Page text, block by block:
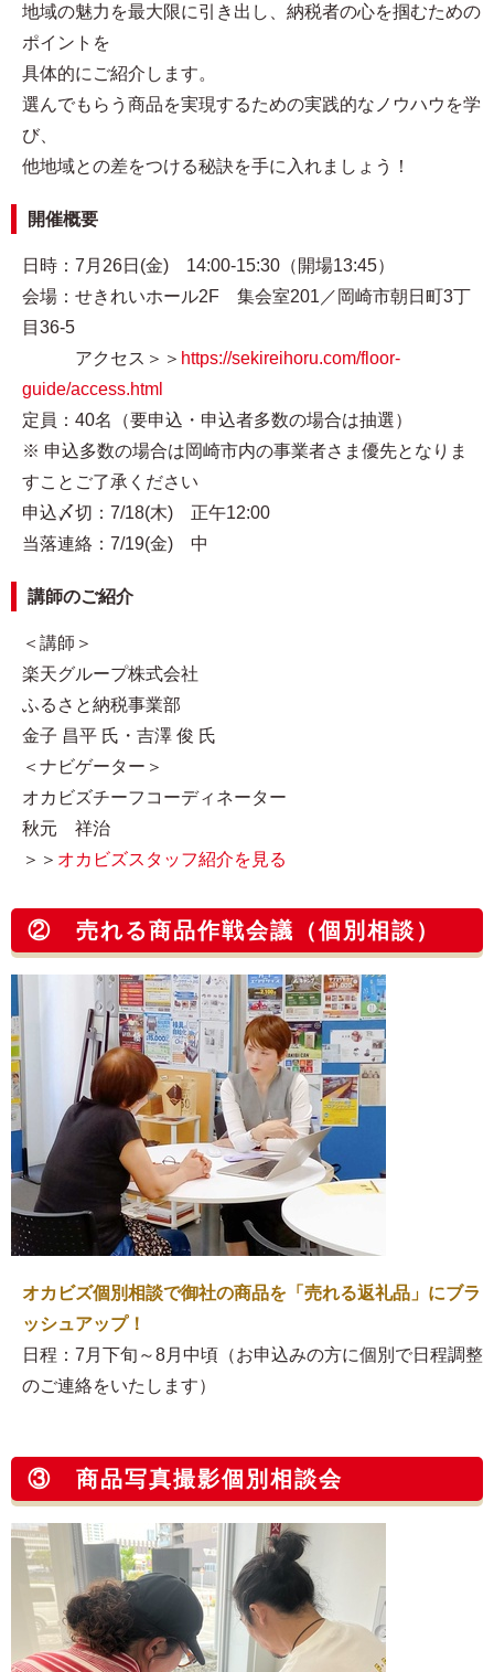
地域の魅力を最大限に引き出し、納税者の心を掴むための
ポイントを
具体的にご紹介します。
選んでもらう商品を実現するための実践的なノウハウを学
び、
他地域との差をつける秘訣を手に入れましょう！
開催概要
日時：7月26日(金) 14:00-15:30（開場13:45）
会場：せきれいホール2F 集会室201／岡崎市朝日町3丁
目36-5
アクセス＞＞ https://sekireihoru.com/floor-
guide/access.html
定員：40名（要申込・申込者多数の場合は抽選）
※ 申込多数の場合は岡崎市内の事業者さま優先となりま
すことご了承ください
申込〆切：7/18(木) 正午12:00
当落連絡：7/19(金) 中
講師のご紹介
＜講師＞
楽天グループ株式会社
ふるさと納税事業部
金子 昌平 氏・吉澤 俊 氏
＜ナビゲーター＞
オカビズチーフコーディネーター
秋元 祥治
＞＞ オカビズスタッフ紹介を見る
② 売れる商品作戦会議（個別相談）
オカビズ個別相談で御社の商品を「売れる返礼品」にブラ
ッシュアップ！
日程：7月下旬～8月中頃（お申込みの方に個別で日程調整
のご連絡をいたします）
③ 商品写真撮影個別相談会